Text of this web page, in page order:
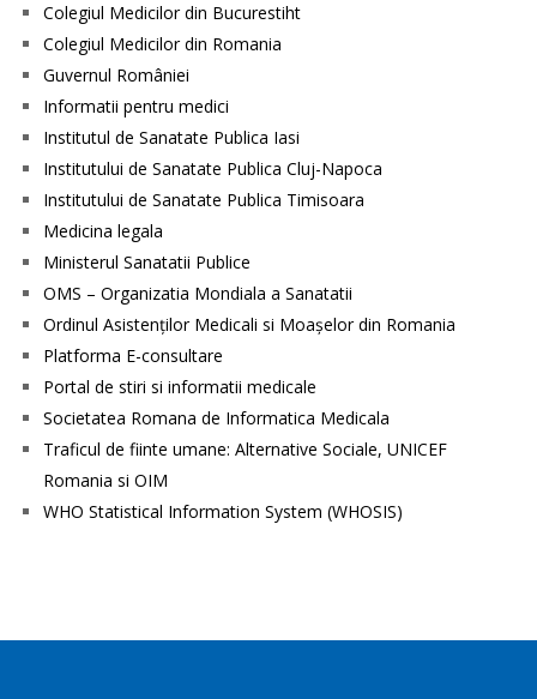
Colegiul Medicilor din Bucurestiht
Colegiul Medicilor din Romania
Guvernul României
Informatii pentru medici
Institutul de Sanatate Publica Iasi
Institutului de Sanatate Publica Cluj-Napoca
Institutului de Sanatate Publica Timisoara
Medicina legala
Ministerul Sanatatii Publice
OMS – Organizatia Mondiala a Sanatatii
Ordinul Asistenţilor Medicali si Moaşelor din Romania
Platforma E-consultare
Portal de stiri si informatii medicale
Societatea Romana de Informatica Medicala
Traficul de fiinte umane: Alternative Sociale, UNICEF
Romania si OIM
WHO Statistical Information System (WHOSIS)